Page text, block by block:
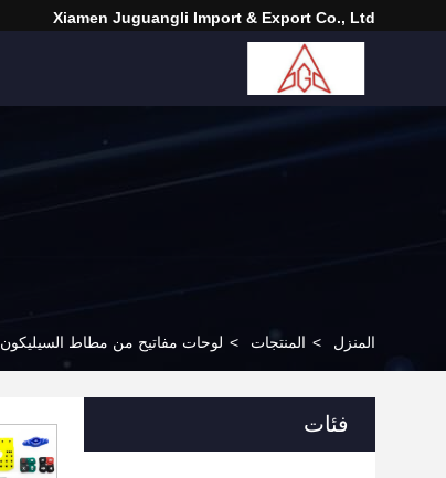
Xiamen Juguangli Import & Export Co., Ltd
المنزل > المنتجات > لوحات مفاتيح من مطاط السيليكون
فئات